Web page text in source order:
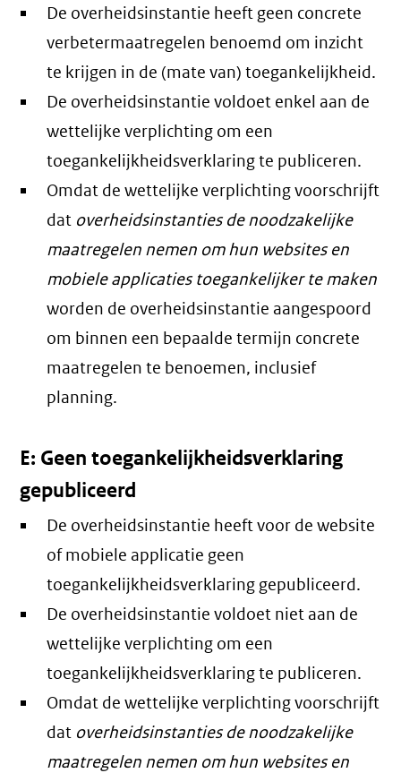
De overheidsinstantie heeft geen concrete
verbetermaatregelen benoemd om inzicht
te krijgen in de (mate van) toegankelijkheid.
De overheidsinstantie voldoet enkel aan de
wettelijke verplichting om een
toegankelijkheidsverklaring te publiceren.
Omdat de wettelijke verplichting voorschrijft
dat overheidsinstanties de noodzakelijke
maatregelen nemen om hun websites en
mobiele applicaties toegankelijker te maken
worden de overheidsinstantie aangespoord
om binnen een bepaalde termijn concrete
maatregelen te benoemen, inclusief
planning.
E: Geen toegankelijkheidsverklaring
gepubliceerd
De overheidsinstantie heeft voor de website
of mobiele applicatie geen
toegankelijkheidsverklaring gepubliceerd.
De overheidsinstantie voldoet niet aan de
wettelijke verplichting om een
toegankelijkheidsverklaring te publiceren.
Omdat de wettelijke verplichting voorschrijft
dat overheidsinstanties de noodzakelijke
maatregelen nemen om hun websites en